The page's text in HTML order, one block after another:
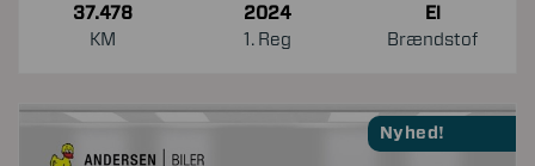
37.478
KM
2024
1. Reg
El
Brændstof
Nyhed!